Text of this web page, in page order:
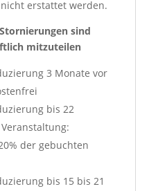
erstattet werden.
sind
mitzuteilen
3 Monate vor
bis 22
der gebuchten
bis 15 bis 21